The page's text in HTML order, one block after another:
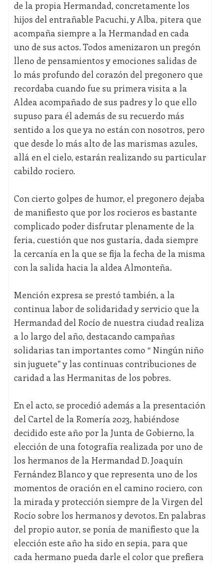
de la propia Hermandad, concretamente los
hijos del entrañable Pacuchi, y Alba, pitera que
acompaña siempre a la Hermandad en cada
uno de sus actos. Todos amenizaron un pregón
lleno de pensamientos y emociones salidas de
lo más profundo del corazón del pregonero que
recordaba cuando fue su primera visita a la
Aldea acompañado de sus padres y lo que ello
supuso para él además de su recuerdo más
sentido a los que ya no están con nosotros, pero
que desde lo más alto de las marismas azules,
allá en el cielo, estarán realizando su particular
cabildo rociero.
Con cierto golpes de humor, el pregonero dejaba
de manifiesto que por los rocieros es bastante
complicado poder disfrutar plenamente de la
feria, cuestión que nos gustaría, dada siempre
la cercanía en la que se fija la fecha de la misma
con la salida hacia la aldea Almonteña.
Mención expresa se prestó también, a la
continua labor de solidaridad y servicio que la
Hermandad del Rocío de nuestra ciudad realiza
a lo largo del año, destacando campañas
solidarias tan importantes como “ Ningún niño
sin juguete” y las continuas contribuciones de
caridad a las Hermanitas de los pobres.
En el acto, se procedió además a la presentación
del Cartel de la Romería 2023, habiéndose
decidido este año por la Junta de Gobierno, la
elección de una fotografía realizada por uno de
los hermanos de la Hermandad D. Joaquín
Fernández Blanco y que representa uno de los
momentos de oración en el camino rociero, con
la mirada y protección siempre de la Virgen del
Rocío sobre los hermanos y devotos. En palabras
del propio autor, se ponía de manifiesto que la
elección este año ha sido en sepia, para que
cada hermano pueda darle el color que prefiera